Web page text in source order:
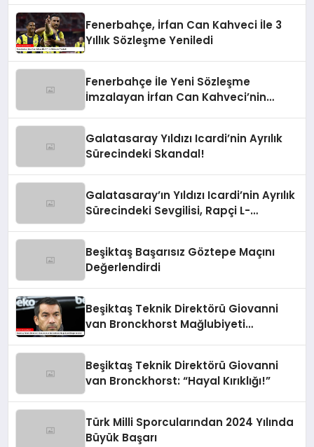
Fenerbahçe, İrfan Can Kahveci İle 3
Yıllık Sözleşme Yeniledi
Fenerbahçe İle Yeni Sözleşme
İmzalayan İrfan Can Kahveci’nin
Galatasaray Yıldızı Icardi’nin Ayrılık
Sürecindeki Skandal!
Galatasaray’ın Yıldızı Icardi’nin Ayrılık
Sürecindeki Sevgilisi, Rapçi L-
Beşiktaş Başarısız Göztepe Maçını
Değerlendirdi
Beşiktaş Teknik Direktörü Giovanni
van Bronckhorst Mağlubiyeti
Beşiktaş Teknik Direktörü Giovanni
van Bronckhorst: “Hayal Kırıklığı!”
Türk Milli Sporcularından 2024 Yılında
Büyük Başarı